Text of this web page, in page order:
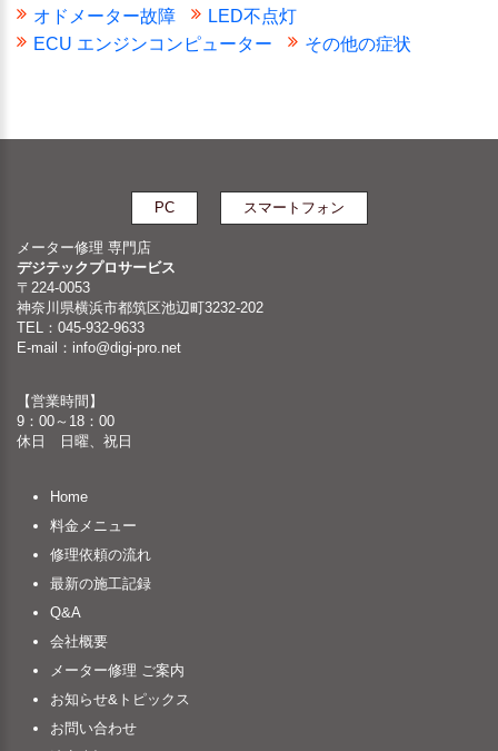
オドメーター故障
LED不点灯
ECU エンジンコンピューター
その他の症状
PC スマートフォン
メーター修理 専門店
デジテックプロサービス
〒224-0053
神奈川県横浜市都筑区池辺町3232-202
TEL：045-932-9633
E-mail： info@digi-pro.net
【営業時間】
9：00～18：00
休日 日曜、祝日
Home
料金メニュー
修理依頼の流れ
最新の施工記録
Q&A
会社概要
メーター修理 ご案内
お知らせ&トピックス
お問い合わせ